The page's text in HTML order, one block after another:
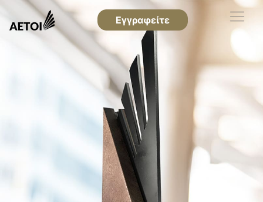
Εγγραφείτε